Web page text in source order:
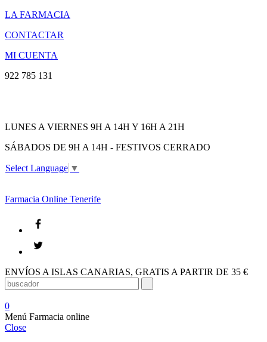
LA FARMACIA
CONTACTAR
MI CUENTA
922 785 131
LUNES A VIERNES 9H A 14H Y 16H A 21H
SÁBADOS DE 9H A 14H - FESTIVOS CERRADO
Select Language ▼
Farmacia Online Tenerife
ENVÍOS A ISLAS CANARIAS, GRATIS A PARTIR DE 35 €
0
Menú Farmacia online
Close